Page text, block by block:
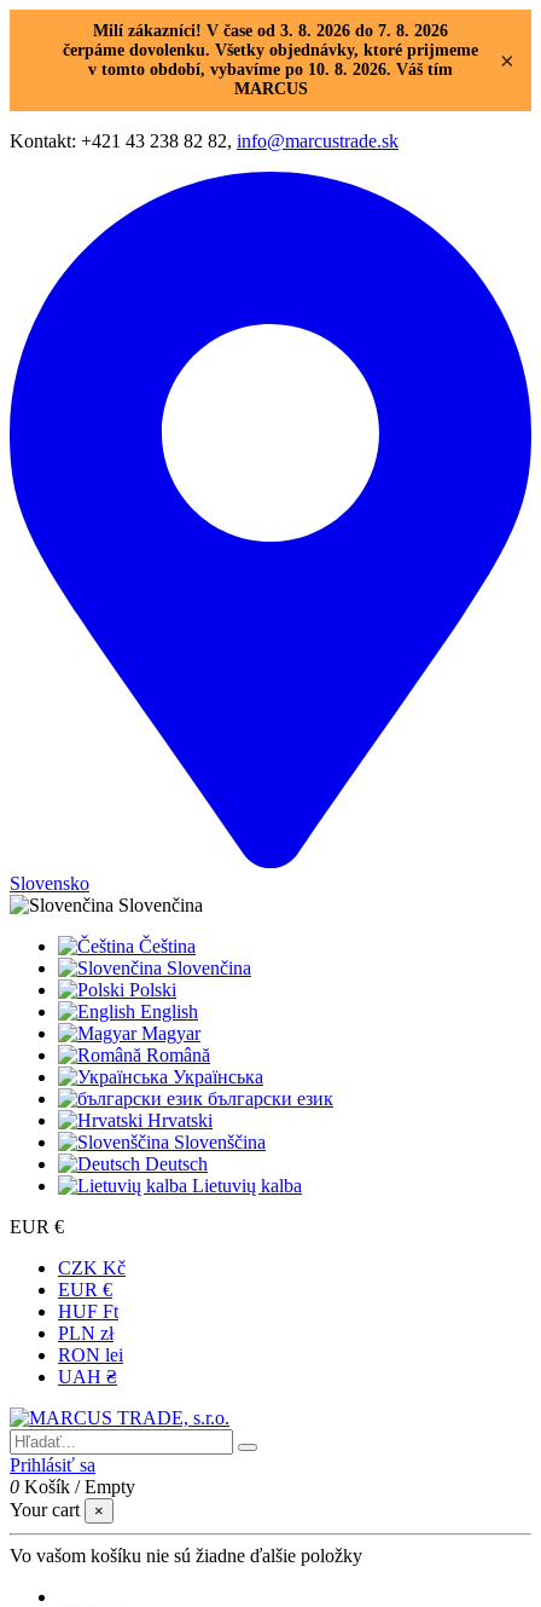
Milí zákazníci! V čase od 3. 8. 2026 do 7. 8. 2026
čerpáme dovolenku. Všetky objednávky, ktoré prijmeme
v tomto období, vybavíme po 10. 8. 2026. Váš tím
MARCUS
×
Kontakt: +421 43 238 82 82, info@marcustrade.sk
Slovensko
Slovenčina
Čeština
Slovenčina
Polski
English
Magyar
Română
Українська
български език
Hrvatski
Slovenščina
Deutsch
Lietuvių kalba
EUR €
CZK Kč
EUR €
HUF Ft
PLN zł
RON lei
UAH ₴
Prihlásiť sa
0 Košík /Empty
Your cart
×
Vo vašom košíku nie sú žiadne ďalšie položky